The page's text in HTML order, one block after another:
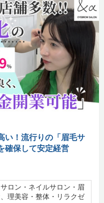
い！流行りの「眉毛サ
確保して安定経営
ロン・ネイルサロン・眉
理美容・整体・リラクゼ